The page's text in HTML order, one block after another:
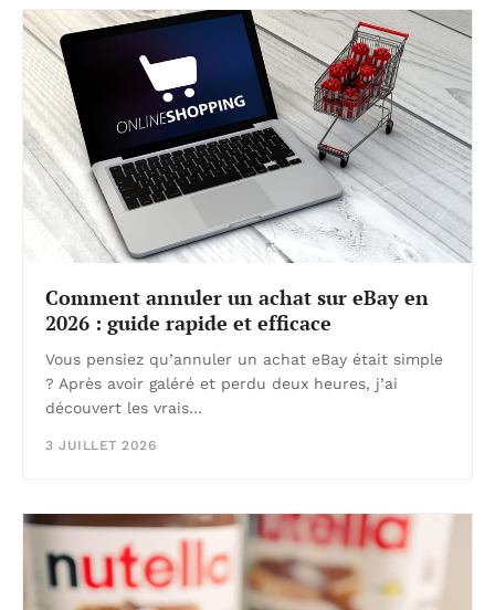
Comment annuler un achat sur eBay en
2026 : guide rapide et efficace
Vous pensiez qu’annuler un achat eBay était simple
? Après avoir galéré et perdu deux heures, j’ai
découvert les vrais…
3 JUILLET 2026